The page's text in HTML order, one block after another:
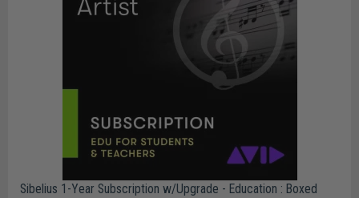
Sibelius 1-Year Subscription w/Upgrade - Education : Boxed